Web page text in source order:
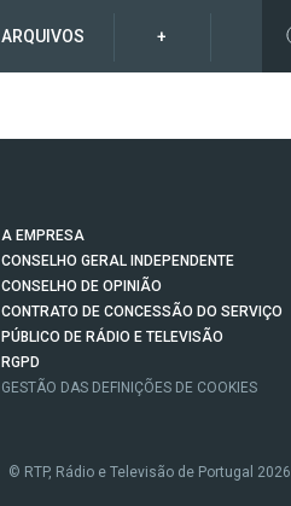
ARQUIVOS +
A EMPRESA
CONSELHO GERAL INDEPENDENTE
CONSELHO DE OPINIÃO
CONTRATO DE CONCESSÃO DO SERVIÇO
PÚBLICO DE RÁDIO E TELEVISÃO
RGPD
GESTÃO DAS DEFINIÇÕES DE COOKIES
© RTP, Rádio e Televisão de Portugal 2026